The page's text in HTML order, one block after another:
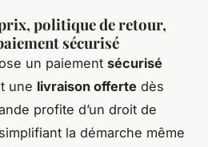
politique de retour,
sécurisé
un paiement sécurisé
une livraison offerte dès
profite d’un droit de
la démarche même